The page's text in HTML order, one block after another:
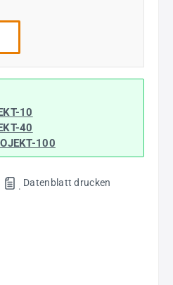
10
40
100
. Datenblatt drucken